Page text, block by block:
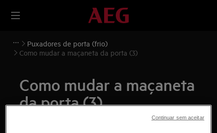
Puxadores de porta (frio)
Como mudar a maçaneta da porta (3)
Como mudar a maçaneta
da porta (3)
Continuar sem aceitar